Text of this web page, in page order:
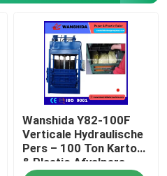
Wanshida Y82-100F
Verticale Hydraulische
Pers – 100 Ton Karton
& Plastic Afvalpers